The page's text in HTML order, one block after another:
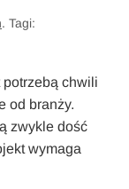
. Tagi:
potrzebą chwili
od branży.
zwykle dość
wymaga